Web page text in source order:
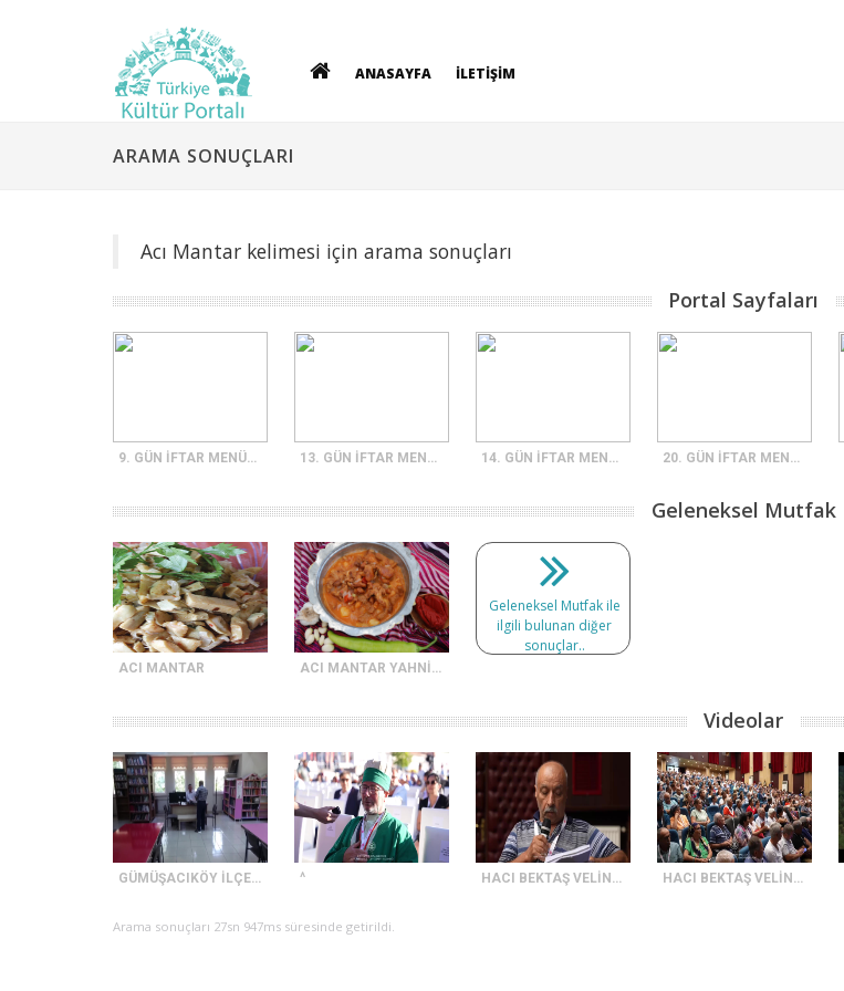
ANASAYFA İLETİŞİM
ARAMA SONUÇLARI
Acı Mantar kelimesi için arama sonuçları
Portal Sayfaları
9. GÜN İFTAR MENÜSÜ 13. GÜN İFTAR MENÜSÜ 14. GÜN İFTAR MENÜSÜ 20. GÜN İFTAR MENÜSÜ
Geleneksel Mutfak
ACI MANTAR ACI MANTAR YAHNİSİ
Geleneksel Mutfak ile
ilgili bulunan diğer
sonuçlar..
Videolar
GÜMÜŞACIKÖY İLÇE HALK KÜTÜPHANESİ ^ HACI BEKTAŞ VELİNİN HAKKA YÜRÜYÜŞÜNÜN 753.YILDÖNÜMÜ ANMA ETKİNLİKLERİ-2 HACI BEKTAŞ VELİNİN HAKKA YÜRÜYÜŞÜNÜN 753.YILDÖNÜMÜ ANMA ETKİNLİKLERİ-3
Arama sonuçları 27sn 947ms süresinde getirildi.